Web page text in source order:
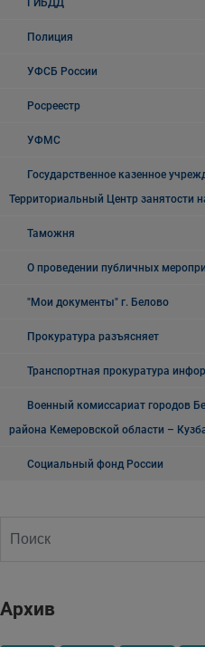
ГИБДД
Полиция
УФСБ России
Росреестр
УФМС
Государственное казенное
Территориальный Центр занятости
Таможня
О проведении публичных
"Мои документы" г. Белово
Прокуратура разъясняет
Транспортная прокуратура
Военный комиссариат городов
района Кемеровской области –
Социальный фонд России
Архив